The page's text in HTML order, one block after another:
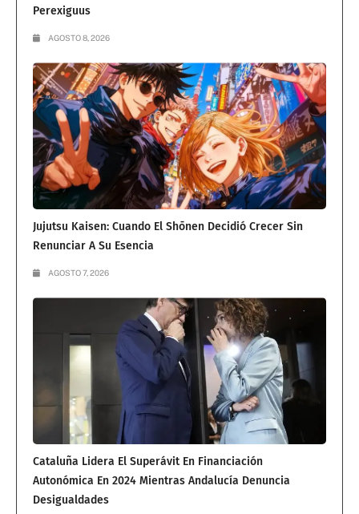
Perexiguus
AGOSTO 8, 2026
Jujutsu Kaisen: Cuando El Shōnen Decidió Crecer Sin
Renunciar A Su Esencia
AGOSTO 7, 2026
Cataluña Lidera El Superávit En Financiación
Autonómica En 2024 Mientras Andalucía Denuncia
Desigualdades